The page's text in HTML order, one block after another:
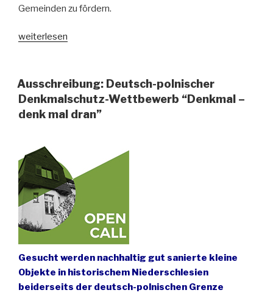
Gemeinden zu fördern.
„Die
Niederschlesiens“
weiterlesen
Ausschreibung: Deutsch-polnischer
Denkmalschutz-Wettbewerb “Denkmal –
denk mal dran”
Gesucht werden nachhaltig gut sanierte kleine
Objekte in historischem Niederschlesien
beiderseits der deutsch-polnischen Grenze